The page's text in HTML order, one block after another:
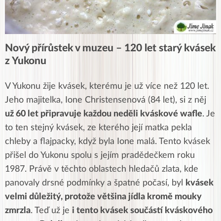
Nový přírůstek v muzeu – 120 let starý kvásek
z Yukonu
V Yukonu žije kvásek, kterému je už více než 120 let.
Jeho majitelka,
Ione Christensenová (84 let), si z něj
už 60 let připravuje každou neděli kváskové wafle. Je
to ten stejný kvásek, ze kterého její matka pekla
chleby a flajpacky, když byla Ione malá. Tento kvásek
přišel do Yukonu spolu s jejím pradědečkem roku
1987. Právě v těchto oblastech hledačů zlata, kde
panovaly drsné podmínky a špatné počasí, byl
kvásek
velmi důležitý, protože většina jídla kromě mouky
zmrzla. Teď už je i tento kvásek součástí kváskového